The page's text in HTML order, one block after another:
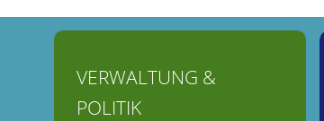
VERWALTUNG &
POLITIK